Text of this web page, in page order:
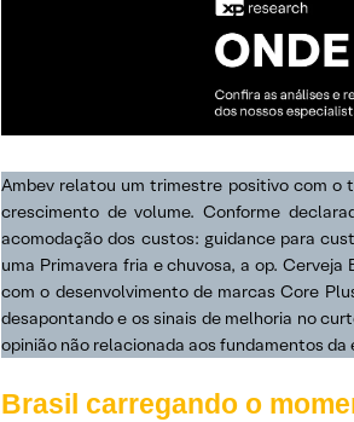
Ambev relatou um trimestre positivo com o
crescimento de volume. Conforme
acomodação dos custos: guidance para
uma Primavera fria e chuvosa, a op. Cerveja
com o desenvolvimento de marcas Core
desapontando e os sinais de melhoria no
opinião não relacionada aos fundamentos
Brasil carregando o